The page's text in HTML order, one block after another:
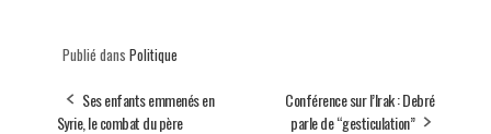
Publié dans Politique
Ses enfants emmenés en
Syrie, le combat du père
Conférence sur l’Irak : Debré
parle de “gesticulation”